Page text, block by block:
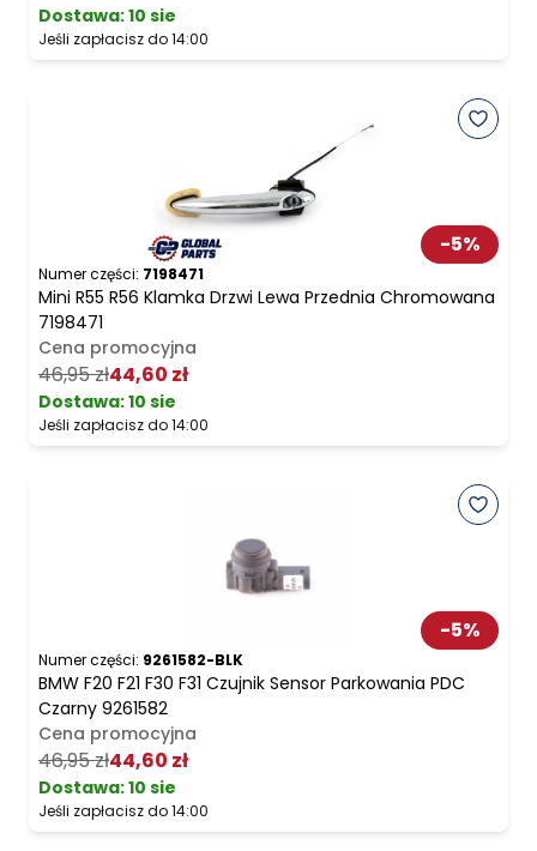
Dostawa:10 sie
Jeśli zapłacisz do 14:00
-5%
Numer części: 7198471
Mini R55 R56 Klamka Drzwi Lewa Przednia Chromowana
7198471
Cena promocyjna
46,95 zł44,60 zł
Dostawa:10 sie
Jeśli zapłacisz do 14:00
-5%
Numer części: 9261582-BLK
BMW F20 F21 F30 F31 Czujnik Sensor Parkowania PDC
Czarny 9261582
Cena promocyjna
46,95 zł44,60 zł
Dostawa:10 sie
Jeśli zapłacisz do 14:00